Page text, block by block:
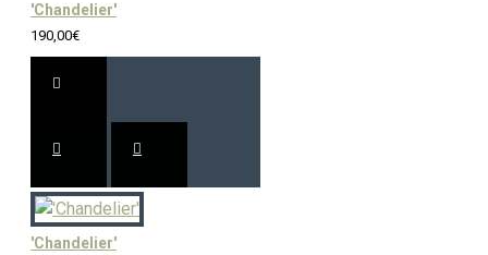
'Chandelier'
190,00€
'Chandelier'